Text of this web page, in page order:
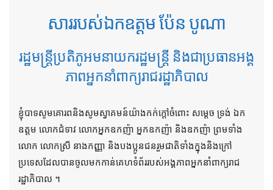
សាររបស់ឯកឧត្តម ប៉ែន បូណា
រដ្ឋមន្ត្រីប្រតិភូអមនាយករដ្ឋមន្ត្រី និងជាប្រធានអង្គ
ភាពអ្នកនាំពាក្យរាជរដ្ឋាភិបាល
ខ្ញុំបាទសូមគោរពនិងសូមស្វាគមន៍យ៉ាងកក់ក្តៅចំពោះ សម្តេច ទ្រង់ ឯក
ឧត្តម លោកជំទាវ លោកអ្នកឧកញ៉ា អ្នកឧកញ៉ា និងឧកញ៉ា ព្រមទាំង
លោក លោកស្រី នាងកញ្ញា និងបងប្អូនជនរួមជាតិទាំងក្នុងនិងក្រៅ
ប្រទេសដែលបានចូលមកកាន់គេហទំព័ររបស់អង្គភាពអ្នកនាំពាក្យរាជ
រដ្ឋាភិបាល ។